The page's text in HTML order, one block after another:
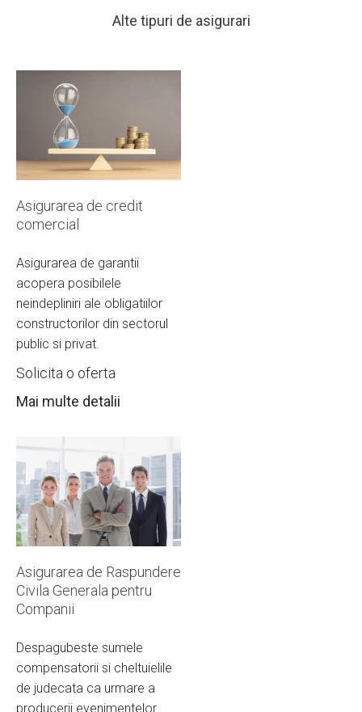
Alte tipuri de asigurari
Asigurarea de credit
comercial
Asigurarea de garantii
acopera posibilele
neindepliniri ale obligatiilor
constructorilor din sectorul
public si privat.
Solicita o oferta
Mai multe detalii
Asigurarea de Raspundere
Civila Generala pentru
Companii
Despagubeste sumele
compensatorii si cheltuielile
de judecata ca urmare a
producerii evenimentelor